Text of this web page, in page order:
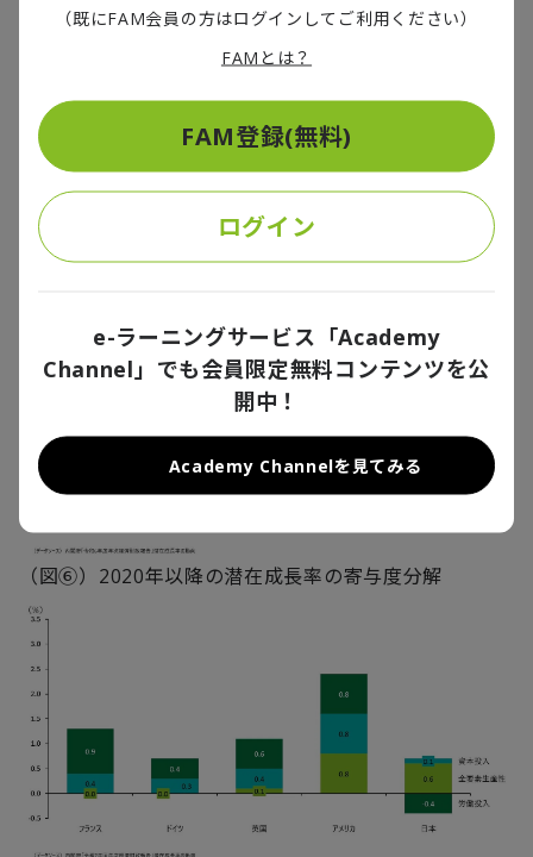
（図⑤）2010～2019年の潜在成長率の寄与度分解
（図⑥）2020年以降の潜在成長率の寄与度分解
（既にFAM会員の方はログインしてご利用ください）
FAMとは？
FAM登録(無料)
ログイン
e-ラーニングサービス「Academy
Channel」でも会員限定無料コンテンツを公
開中！
Academy Channelを見てみる